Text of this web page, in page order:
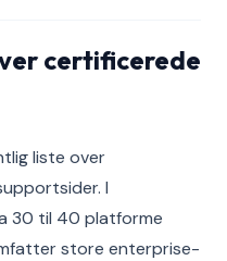
certificerede
liste over
I
30 til 40 platforme
store enterprise-